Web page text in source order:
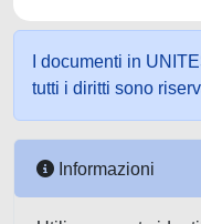
I documenti in
tutti i diritti sono
Informazioni